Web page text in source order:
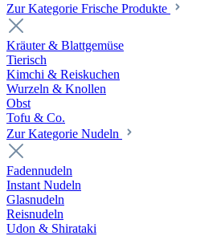
Zur Kategorie Frische Produkte
Kräuter & Blattgemüse
Tierisch
Kimchi & Reiskuchen
Wurzeln & Knollen
Obst
Tofu & Co.
Zur Kategorie Nudeln
Fadennudeln
Instant Nudeln
Glasnudeln
Reisnudeln
Udon & Shirataki